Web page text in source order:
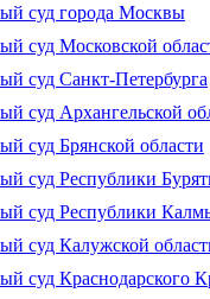
суд города Москвы
суд Московской
суд Санкт-Петербурга
суд Архангельской
суд Брянской области
суд Республики
суд Республики
суд Калужской
суд Краснодарского